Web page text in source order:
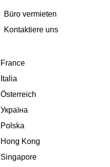
Büro vermieten
Kontaktiere uns
France
Italia
Österreich
Україна
Polska
Hong Kong
Singapore